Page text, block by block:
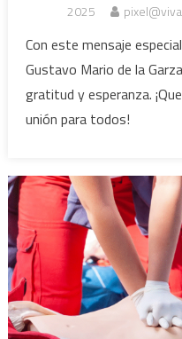
2025
Con este mensaje
Gustavo Mario de la
gratitud y esperanza.
unión para todos!